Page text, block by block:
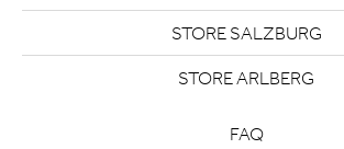
STORE SALZBURG
STORE ARLBERG
FAQ